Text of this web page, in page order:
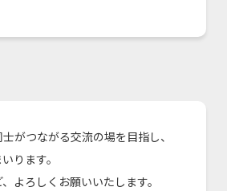
がつながる交流の場を目指し、
ります。
よろしくお願いいたします。